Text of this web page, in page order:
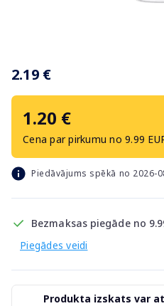
2.19 €
1.20 €
Cena par pirkumu no 9.99
Piedāvājums spēkā no 2026-
Bezmaksas piegāde no
Piegādes veidi
Produkta izskats var